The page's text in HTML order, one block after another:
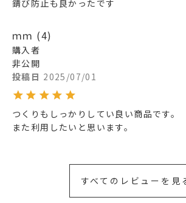
ｍｍ 4
購入者
非公開
投稿日 2025/07/01
つくりもしっかりしてい良い商品です。
また利用したいと思います。
すべてのレビューを見